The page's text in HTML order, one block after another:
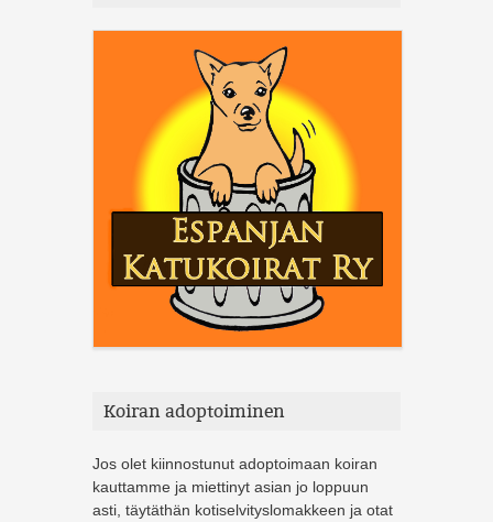
Koiran adoptoiminen
Jos olet kiinnostunut adoptoimaan koiran
kauttamme ja miettinyt asian jo loppuun
asti, täytäthän kotiselvityslomakkeen ja otat